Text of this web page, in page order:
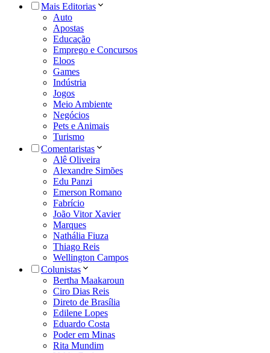
Mais Editorias
Auto
Apostas
Educação
Emprego e Concursos
Eloos
Games
Indústria
Jogos
Meio Ambiente
Negócios
Pets e Animais
Turismo
Comentaristas
Alê Oliveira
Alexandre Simões
Edu Panzi
Emerson Romano
Fabrício
João Vitor Xavier
Marques
Nathália Fiuza
Thiago Reis
Wellington Campos
Colunistas
Bertha Maakaroun
Ciro Dias Reis
Direto de Brasília
Edilene Lopes
Eduardo Costa
Poder em Minas
Rita Mundim